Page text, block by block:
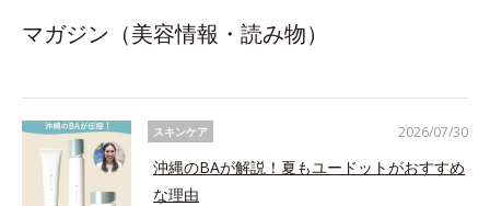
マガジン（美容情報・読み物）
スキンケア
沖縄のBAが解説！夏もユードットがおすすめ
な理由
2026/07/30